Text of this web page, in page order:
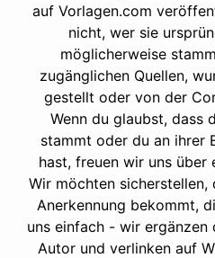
auf Vorlagen.com
nicht, wer sie
möglicherweise
zugänglichen Quellen,
gestellt oder von der
Wenn du glaubst, dass
stammt oder du an ihrer
hast, freuen wir uns über
Wir möchten
Anerkennung bekommt,
uns einfach - wir ergänzen
Autor und verlinken auf